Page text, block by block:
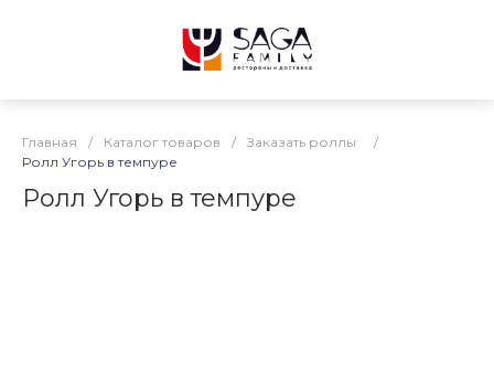
Главная / Каталог товаров / Заказать роллы
/
Ролл Угорь в темпуре
Ролл Угорь в темпуре